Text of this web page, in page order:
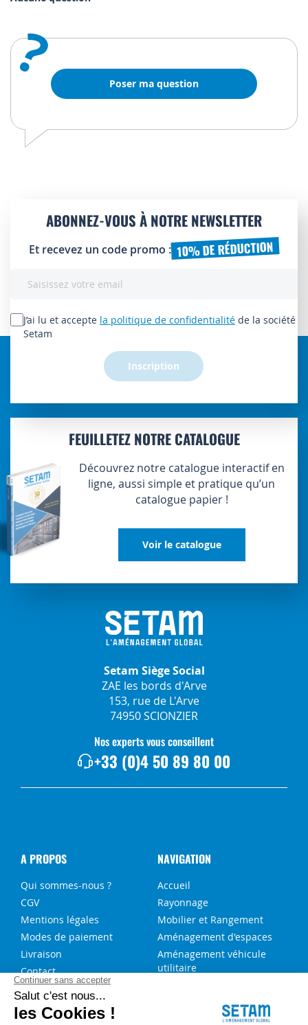
? Poser ma question
ABONNEZ-VOUS À NOTRE NEWSLETTER
Et recevez un code promo : 10% DE RÉDUCTION
lettre
d’information
J’ai lu et accepte la politique de confidentialité de la société
Setam
Inscription
FEUILLETEZ NOTRE CATALOGUE
Découvrez notre catalogue interactif en
ligne, aussi simple et pratique qu’un
catalogue papier !
Voir le catalogue
Setam Siège Social
ZAE les bords d'Arve
153, rue de L'Arve
74950 SCIONZIER
Nos experts vous conseillent
+33 (0)4 50 89 80 00
A PROPOS
Qui sommes-nous ?
CGV
Mentions légales
Modes de paiement
Livraison
Contact
NAVIGATION
Accueil
Rayonnage
Mobilier et Rangement
Aménagement d'espaces
Aménagement véhicule
utilitaire
NOS SERVICES